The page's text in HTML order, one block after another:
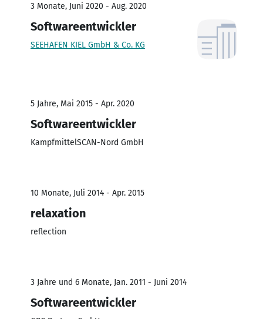
3 Monate, Juni 2020 - Aug. 2020
Softwareentwickler
SEEHAFEN KIEL GmbH & Co. KG
5 Jahre, Mai 2015 - Apr. 2020
Softwareentwickler
KampfmittelSCAN-Nord GmbH
10 Monate, Juli 2014 - Apr. 2015
relaxation
reflection
3 Jahre und 6 Monate, Jan. 2011 - Juni 2014
Softwareentwickler